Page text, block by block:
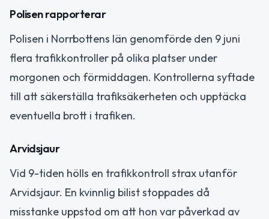
Polisen rapporterar
Polisen i Norrbottens län genomförde den 9 juni
flera trafikkontroller på olika platser under
morgonen och förmiddagen. Kontrollerna syftade
till att säkerställa trafiksäkerheten och upptäcka
eventuella brott i trafiken.
Arvidsjaur
Vid 9-tiden hölls en trafikkontroll strax utanför
Arvidsjaur. En kvinnlig bilist stoppades då
misstanke uppstod om att hon var påverkad av